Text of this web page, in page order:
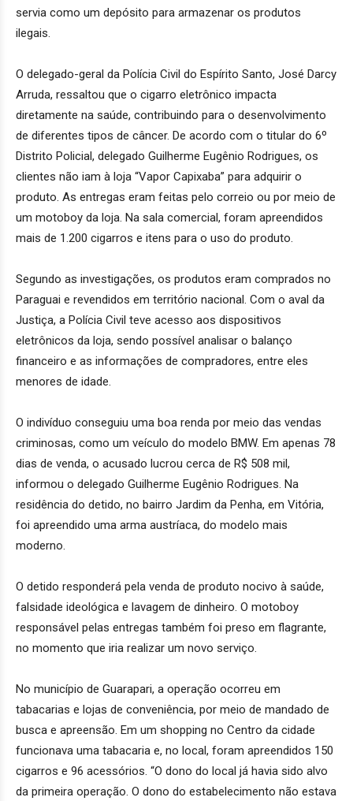
servia como um depósito para armazenar os produtos
ilegais.
O delegado-geral da Polícia Civil do Espírito Santo, José Darcy
Arruda, ressaltou que o cigarro eletrônico impacta
diretamente na saúde, contribuindo para o desenvolvimento
de diferentes tipos de câncer. De acordo com o titular do 6º
Distrito Policial, delegado Guilherme Eugênio Rodrigues, os
clientes não iam à loja “Vapor Capixaba” para adquirir o
produto. As entregas eram feitas pelo correio ou por meio de
um motoboy da loja. Na sala comercial, foram apreendidos
mais de 1.200 cigarros e itens para o uso do produto.
Segundo as investigações, os produtos eram comprados no
Paraguai e revendidos em território nacional. Com o aval da
Justiça, a Polícia Civil teve acesso aos dispositivos
eletrônicos da loja, sendo possível analisar o balanço
financeiro e as informações de compradores, entre eles
menores de idade.
O indivíduo conseguiu uma boa renda por meio das vendas
criminosas, como um veículo do modelo BMW. Em apenas 78
dias de venda, o acusado lucrou cerca de R$ 508 mil,
informou o delegado Guilherme Eugênio Rodrigues. Na
residência do detido, no bairro Jardim da Penha, em Vitória,
foi apreendido uma arma austríaca, do modelo mais
moderno.
O detido responderá pela venda de produto nocivo à saúde,
falsidade ideológica e lavagem de dinheiro. O motoboy
responsável pelas entregas também foi preso em flagrante,
no momento que iria realizar um novo serviço.
No município de Guarapari, a operação ocorreu em
tabacarias e lojas de conveniência, por meio de mandado de
busca e apreensão. Em um shopping no Centro da cidade
funcionava uma tabacaria e, no local, foram apreendidos 150
cigarros e 96 acessórios. “O dono do local já havia sido alvo
da primeira operação. O dono do estabelecimento não estava